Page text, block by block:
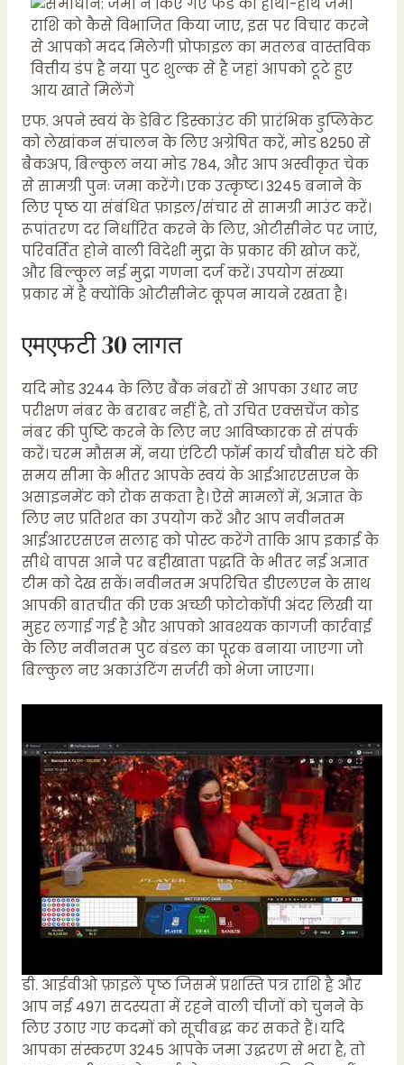
एफ. अपने स्वयं के डेबिट डिस्काउंट की प्रारंभिक डुप्लिकेट
को लेखांकन संचालन के लिए अग्रेषित करें, मोड 8250 से
बैकअप, बिल्कुल नया मोड 784, और आप अस्वीकृत चेक
से सामग्री पुनः जमा करेंगे। एक उत्कृष्ट। 3245 बनाने के
लिए पृष्ठ या संबंधित फ़ाइल/संचार से सामग्री माउंट करें।
रूपांतरण दर निर्धारित करने के लिए, ओटीसीनेट पर जाएं,
परिवर्तित होने वाली विदेशी मुद्रा के प्रकार की खोज करें,
और बिल्कुल नई मुद्रा गणना दर्ज करें। उपयोग संख्या
प्रकार में है क्योंकि ओटीसीनेट कूपन मायने रखता है।
एमएफटी 30 लागत
यदि मोड 3244 के लिए बैंक नंबरों से आपका उधार नए
परीक्षण नंबर के बराबर नहीं है, तो उचित एक्सचेंज कोड
नंबर की पुष्टि करने के लिए नए आविष्कारक से संपर्क
करें। चरम मौसम में, नया एंटिटी फॉर्म कार्य चौबीस घंटे की
समय सीमा के भीतर आपके स्वयं के आईआरएसएन के
असाइनमेंट को रोक सकता है। ऐसे मामलों में, अज्ञात के
लिए नए प्रतिशत का उपयोग करें और आप नवीनतम
आईआरएसएन सलाह को पोस्ट करेंगे ताकि आप इकाई के
सीधे वापस आने पर बहीखाता पद्धति के भीतर नई अज्ञात
टीम को देख सकें। नवीनतम अपरिचित डीएलएन के साथ
आपकी बातचीत की एक अच्छी फोटोकॉपी अंदर लिखी या
मुहर लगाई गई है और आपको आवश्यक कागजी कार्रवाई
के लिए नवीनतम पुट बंडल का पूरक बनाया जाएगा जो
बिल्कुल नए अकाउंटिंग सर्जरी को भेजा जाएगा।
डी. आईवीओ फ़ाइलें पृष्ठ जिसमें प्रशस्ति पत्र राशि है और
आप नई 4971 सदस्यता में रहने वाली चीजों को चुनने के
लिए उठाए गए कदमों को सूचीबद्ध कर सकते हैं। यदि
आपका संस्करण 3245 आपके जमा उद्धरण से भरा है, तो